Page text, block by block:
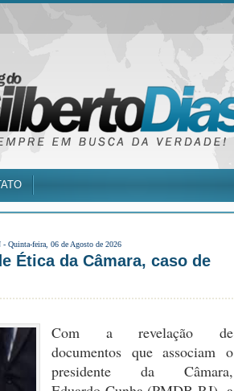
- Quinta-feira, 06 de Agosto de 2026
Ética da Câmara, caso de
Com a revelação de
documentos que associam o
presidente da Câmara,